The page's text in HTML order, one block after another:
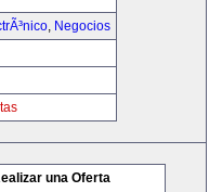
, Negocios
una Oferta